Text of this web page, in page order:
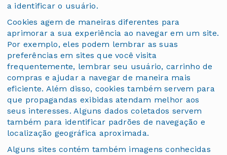
a identificar o usuário.
Cookies agem de maneiras diferentes para
aprimorar a sua experiência ao navegar em um site.
Por exemplo, eles podem lembrar as suas
preferências em sites que você visita
frequentemente, lembrar seu usuário, carrinho de
compras e ajudar a navegar de maneira mais
eficiente. Além disso, cookies também servem para
que propagandas exibidas atendam melhor aos
seus interesses. Alguns dados coletados servem
também para identificar padrões de navegação e
localização geográfica aproximada.
Alguns sites contém também imagens conhecidas